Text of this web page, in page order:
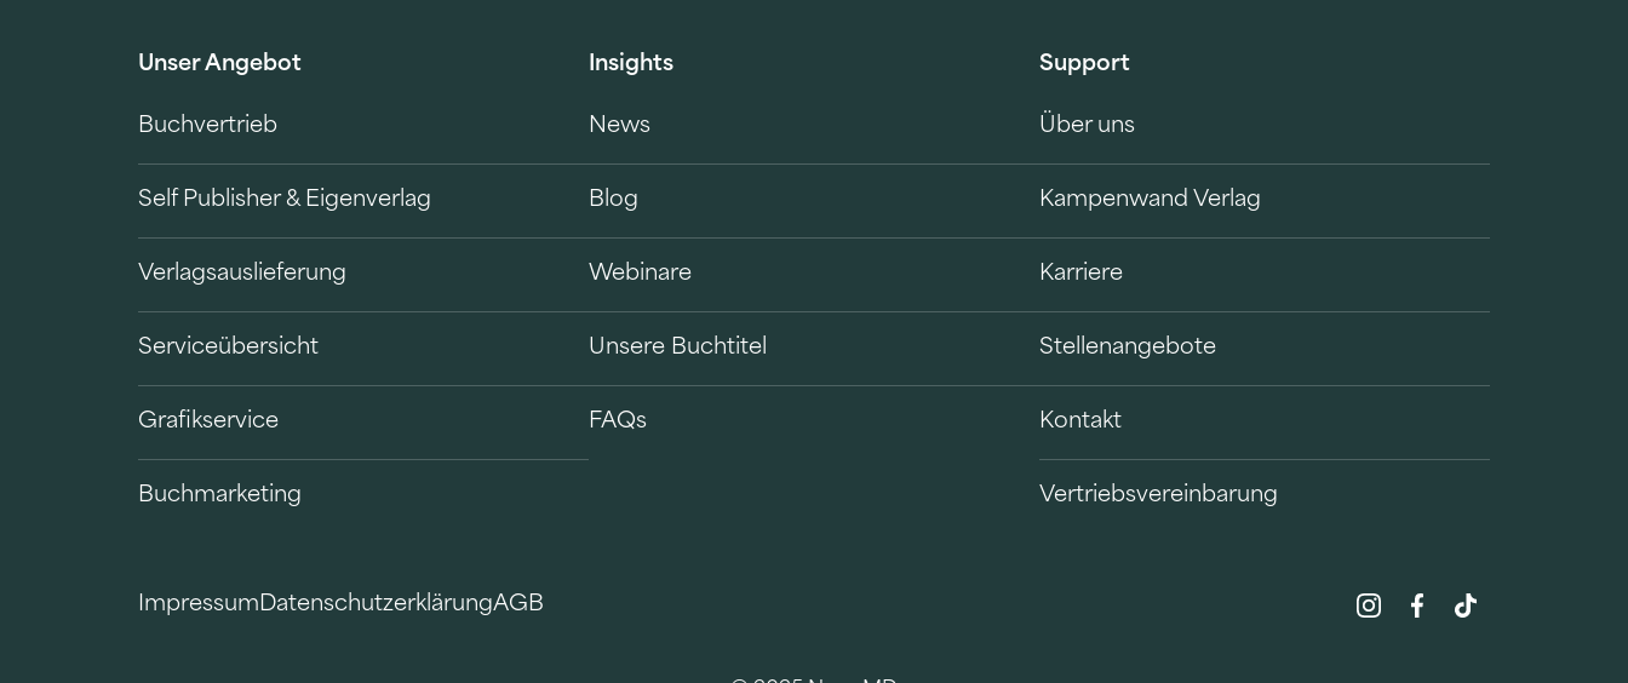
Unser Angebot
Buchvertrieb
Self Publisher & Eigenverlag
Verlagsauslieferung
Serviceübersicht
Grafikservice
Buchmarketing
Insights
News
Blog
Webinare
Unsere Buchtitel
FAQs
Support
Über uns
Kampenwand Verlag
Karriere
Stellenangebote
Kontakt
Vertriebsvereinbarung
ImpressumDatenschutzerklärungAGB